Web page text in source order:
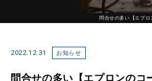
問合せの多い【エプロ
2022.12.31 お知らせ
問合せの多い【エプロンのコ